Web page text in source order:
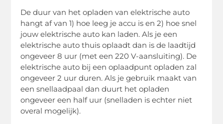
De duur van het opladen van elektrische auto
hangt af van 1) hoe leeg je accu is en 2) hoe snel
jouw elektrische auto kan laden. Als je een
elektrische auto thuis oplaadt dan is de laadtijd
ongeveer 8 uur (met een 220 V-aansluiting). De
elektrische auto bij een oplaadpunt opladen zal
ongeveer 2 uur duren. Als je gebruik maakt van
een snellaadpaal dan duurt het opladen
ongeveer een half uur (snelladen is echter niet
overal mogelijk).